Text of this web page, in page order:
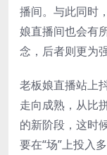
播间。与此同时
娘直播间也会有
念，后者则更为
老板娘直播站上
走向成熟，从比
的新阶段，这时
要在“场”上投入